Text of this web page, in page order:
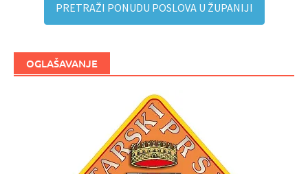
PRETRAŽI PONUDU POSLOVA U ŽUPANIJI
OGLAŠAVANJE